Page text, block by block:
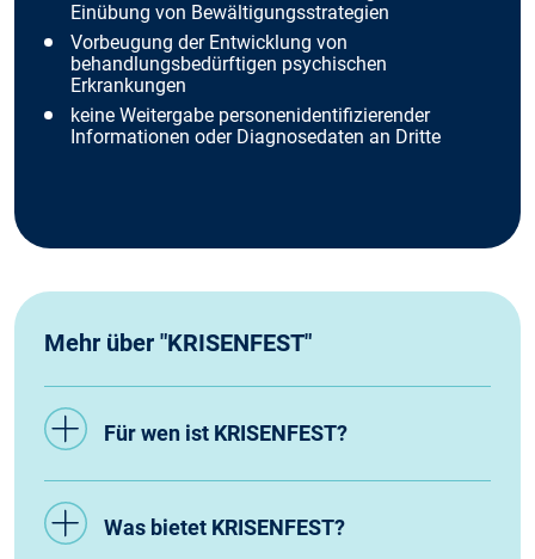
Einübung von Bewältigungsstrategien
Vorbeugung der Entwicklung von
behandlungsbedürftigen psychischen
Erkrankungen
keine Weitergabe personenidentifizierender
Informationen oder Diagnosedaten an Dritte
Mehr über "KRISENFEST"
Für wen ist KRISENFEST?
Was bietet KRISENFEST?